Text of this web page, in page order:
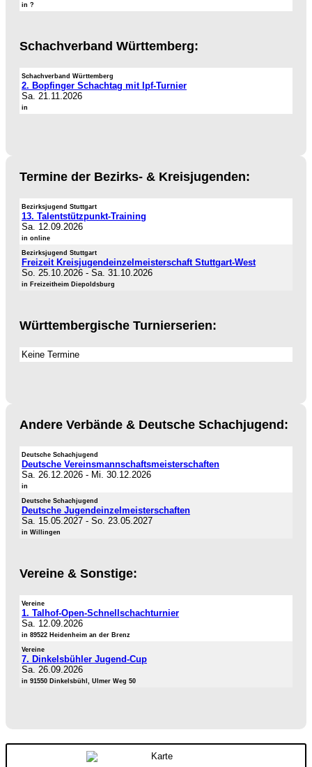
in ?
Schachverband Württemberg:
Schachverband Württemberg
2. Bopfinger Schachtag mit Ipf-Turnier
Sa. 21.11.2026
in
Termine der Bezirks- & Kreisjugenden:
Bezirksjugend Stuttgart
13. Talentstützpunkt-Training
Sa. 12.09.2026
in online
Bezirksjugend Stuttgart
Freizeit Kreisjugendeinzelmeisterschaft Stuttgart-West
So. 25.10.2026 - Sa. 31.10.2026
in Freizeitheim Diepoldsburg
Württembergische Turnierserien:
Keine Termine
Andere Verbände & Deutsche Schachjugend:
Deutsche Schachjugend
Deutsche Vereinsmannschaftsmeisterschaften
Sa. 26.12.2026 - Mi. 30.12.2026
in
Deutsche Schachjugend
Deutsche Jugendeinzelmeisterschaften
Sa. 15.05.2027 - So. 23.05.2027
in Willingen
Vereine & Sonstige:
Vereine
1. Talhof-Open-Schnellschachturnier
Sa. 12.09.2026
in 89522 Heidenheim an der Brenz
Vereine
7. Dinkelsbühler Jugend-Cup
Sa. 26.09.2026
in 91550 Dinkelsbühl, Ulmer Weg 50